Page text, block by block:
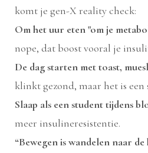
komt je gen-X reality check:
Om het uur eten "om je
nope, dat boost vooral je
De dag starten met toast,
klinkt gezond, maar het is een
Slaap als een student tijdens
meer insulineresistentie.
“Bewegen is wandelen naar de